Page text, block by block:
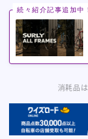
続々紹介記事追加中！
消耗品